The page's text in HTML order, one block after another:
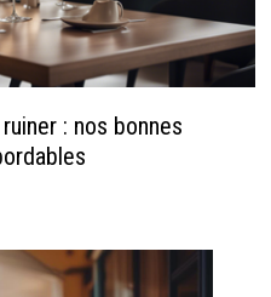
: nos bonnes